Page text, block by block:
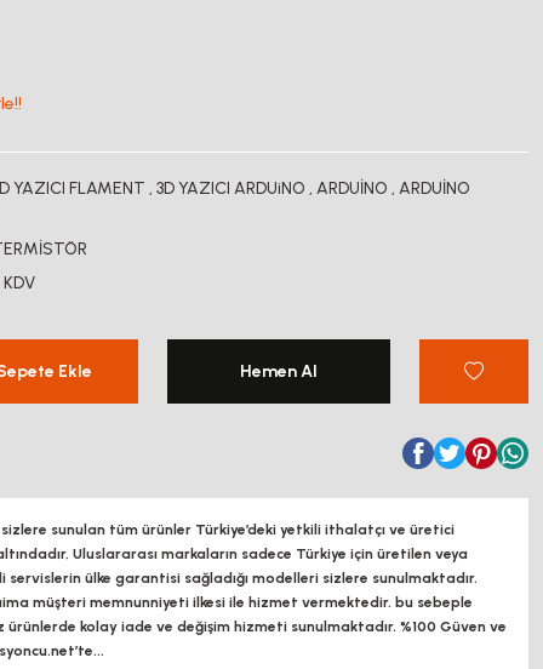
YAZICI FLAMENT , 3D YAZICI ARDUiNO , ARDUİNO , ARDUİNO
Ekle Hemen Al
sunulan tüm ürünler Türkiye’deki yetkili ithalatçı ve üretici
Uluslararası markaların sadece Türkiye için üretilen veya
ülke garantisi sağladığı modelleri sizlere sunulmaktadır.
müşteri memnunniyeti ilkesi ile hizmet vermektedir. bu sebeple
ürünlerde kolay iade ve değişim hizmeti sunulmaktadır. %100 Güven ve